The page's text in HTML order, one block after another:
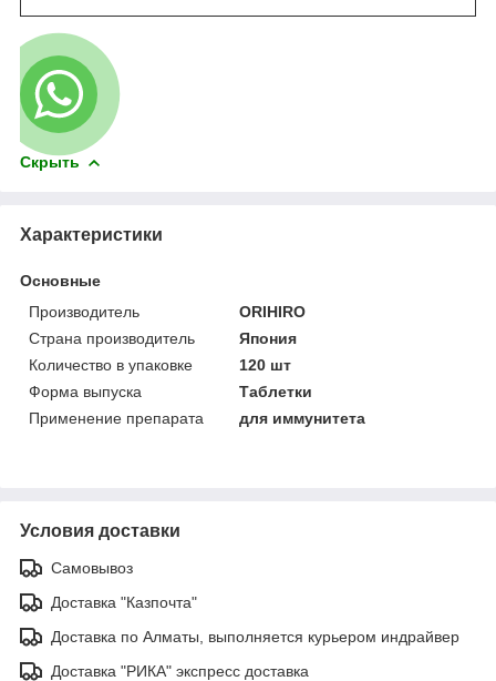
Скрыть
Характеристики
Основные
Производитель
ORIHIRO
Страна производитель
Япония
Количество в упаковке
120 шт
Форма выпуска
Таблетки
Применение препарата
для иммунитета
Условия доставки
Самовывоз
Доставка "Казпочта"
Доставка по Алматы, выполняется курьером индрайвер
Доставка "РИКА" экспресс доставка